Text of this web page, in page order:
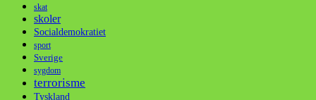
skat
skoler
Socialdemokratiet
sport
Sverige
sygdom
terrorisme
Tyskland